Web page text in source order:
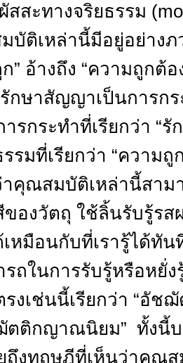
สสะทางจริยธรรม (
บัติเหล่านี้มีอยู่อย่าง
” อ้างถึง “ความถูกต้อ
กษาสัญญาเป็นการก
รกระทำที่เรียกว่า “รั
รมที่เรียกว่า “ความถู
าคุณสมบัติเหล่านี้สาม
ของวัตถุ ใช้ลิ้นรับรู้ร
เหมือนกับที่เรารู้ได้ทั
รถในการรับรู้หรือหยั่
งเช่นนี้เรียกว่า “อัช
ตติกญาณนิยม” ทั้งนี้
ถึงทฤษฎีที่เห็นว่าคุณส